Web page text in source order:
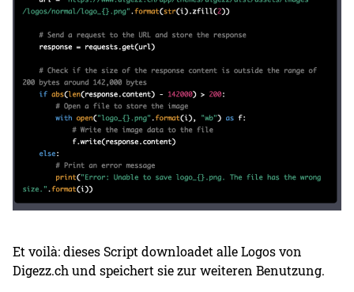
Et voilà: dieses Script downloadet alle Logos von
Digezz.ch und speichert sie zur weiteren Benutzung.